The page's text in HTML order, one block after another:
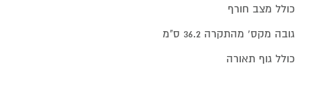
כולל מצב חורף
גובה מקס' מהתקרה 36.2 ס"מ
כולל גוף תאורה